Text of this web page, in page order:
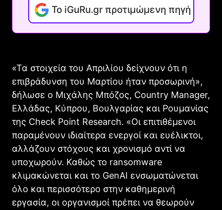
Το iGuRu.gr προτιμώμενη πηγή
«Τα στοιχεία του Απριλίου δείχνουν ότι η
επιβράδυνση του Μαρτίου ήταν προσωρινή»,
δήλωσε ο Μιχάλης Μπόζος, Country Manager,
Ελλάδας, Κύπρου, Βουλγαρίας και Ρουμανίας
της Check Point Research. «Οι επιτιθέμενοι
παραμένουν ιδιαίτερα ενεργοί και ευέλικτοι,
αλλάζουν στόχους και χρονισμό αντί να
υποχωρούν. Καθώς το ransomware
κλιμακώνεται και το GenAI ενσωματώνεται
όλο και περισσότερο στην καθημερινή
εργασία, οι οργανισμοί πρέπει να θεωρούν